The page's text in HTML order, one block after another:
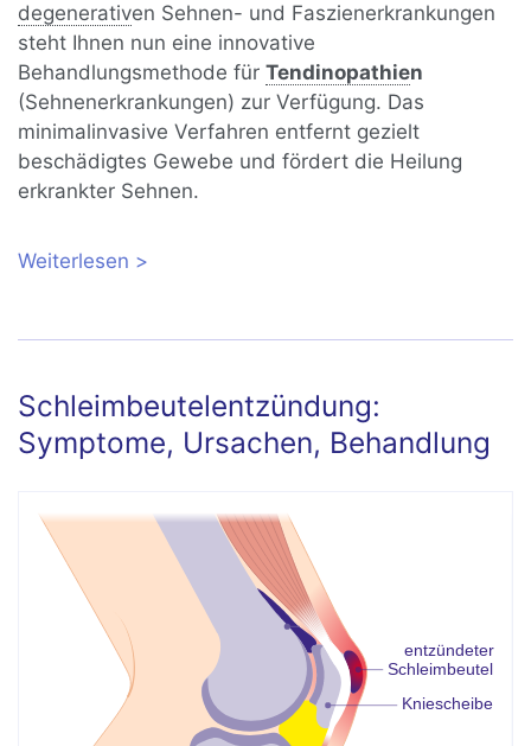
degenerativen Sehnen- und Faszienerkrankungen
steht Ihnen nun eine innovative
Behandlungsmethode fürTendinopathien
(Sehnenerkrankungen) zur Verfügung. Das
minimalinvasive Verfahren entfernt gezielt
beschädigtes Gewebe und fördert die Heilung
erkrankter Sehnen.
Weiterlesen über Linderung von Tendinopathien:
Schleimbeutelentzündung:
Symptome, Ursachen, Behandlung